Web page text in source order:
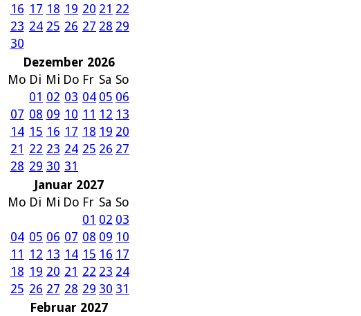
16 17 18 19 20 21 22
23 24 25 26 27 28 29
30
Dezember 2026
Mo Di Mi Do Fr Sa So
01 02 03 04 05 06
07 08 09 10 11 12 13
14 15 16 17 18 19 20
21 22 23 24 25 26 27
28 29 30 31
Januar 2027
Mo Di Mi Do Fr Sa So
01 02 03
04 05 06 07 08 09 10
11 12 13 14 15 16 17
18 19 20 21 22 23 24
25 26 27 28 29 30 31
Februar 2027